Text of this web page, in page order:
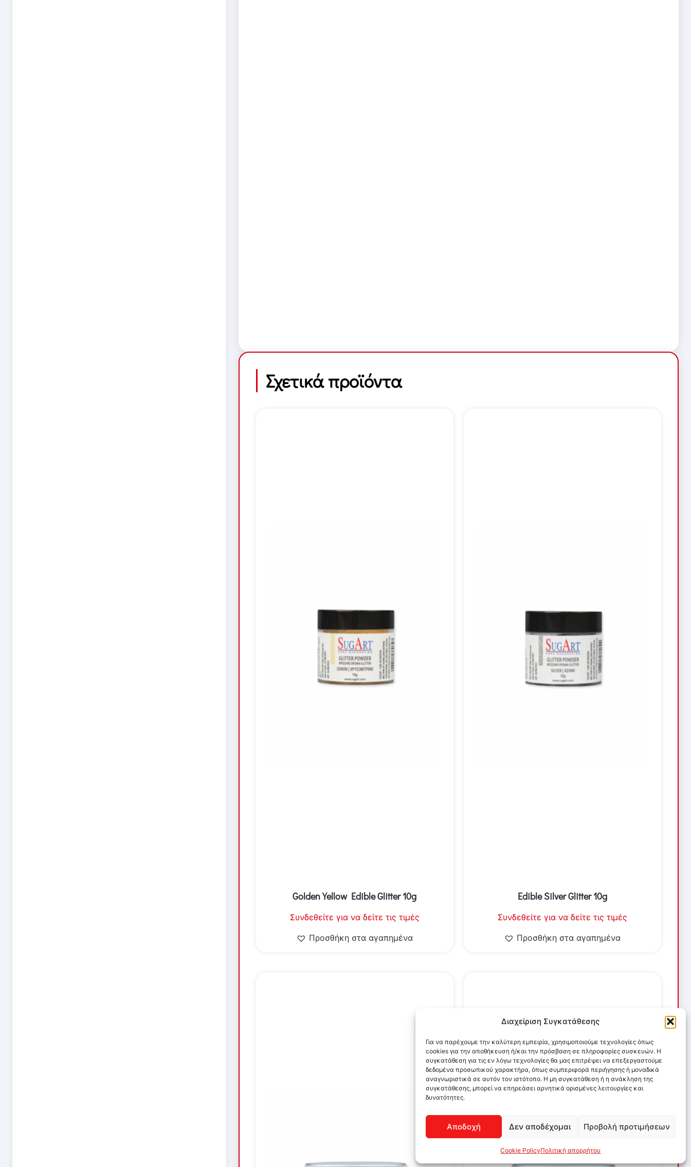
Διαχείριση Συγκατάθεσης
Για να παρέχουμε την καλύτερη εμπειρία, χρησιμοποιούμε τεχνολογίες όπως
cookies για την αποθήκευση ή/και την πρόσβαση σε πληροφορίες συσκευών. Η
συγκατάθεση για τις εν λόγω τεχνολογίες θα μας επιτρέψει να επεξεργαστούμε
δεδομένα προσωπικού χαρακτήρα, όπως συμπεριφορά περιήγησης ή μοναδικά
αναγνωριστικά σε αυτόν τον ιστότοπο. Η μη συγκατάθεση ή η ανάκληση της
συγκατάθεσης, μπορεί να επηρεάσει αρνητικά ορισμένες λειτουργίες και
δυνατότητες.
Αποδοχή Δεν αποδέχομαι Προβολή προτιμήσεων
Cookie PolicyΠολιτική απορρήτου
Σχετικά προϊόντα
Golden Yellow Edible Glitter 10g
Συνδεθείτε για να δείτε τις τιμές
Προσθήκη στα αγαπημένα
Edible Silver Glitter 10g
Συνδεθείτε για να δείτε τις τιμές
Προσθήκη στα αγαπημένα